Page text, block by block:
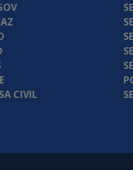
CIVIL